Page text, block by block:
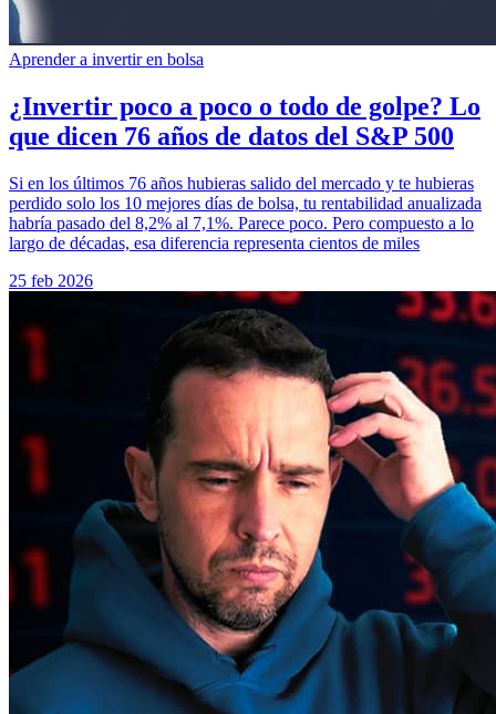
Aprender a invertir en bolsa
¿Invertir poco a poco o todo de golpe? Lo
que dicen 76 años de datos del S&P 500
Si en los últimos 76 años hubieras salido del mercado y te hubieras
perdido solo los 10 mejores días de bolsa, tu rentabilidad anualizada
habría pasado del 8,2% al 7,1%. Parece poco. Pero compuesto a lo
largo de décadas, esa diferencia representa cientos de miles
25 feb 2026